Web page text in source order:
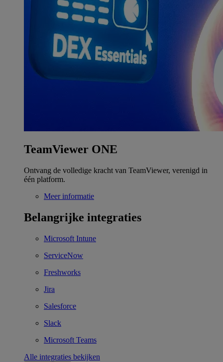
TeamViewer ONE
Ontvang de volledige kracht van TeamViewer, verenigd in
één platform.
Meer informatie
Belangrijke integraties
Microsoft Intune
ServiceNow
Freshworks
Jira
Salesforce
Slack
Microsoft Teams
Alle integraties bekijken